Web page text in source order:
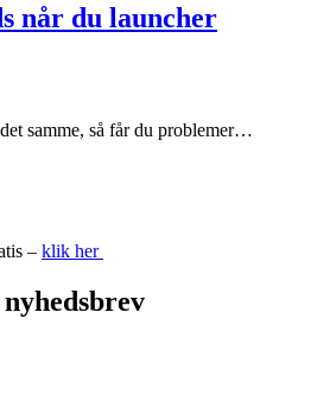
når du launcher
samme, så får du problemer…
– klik her